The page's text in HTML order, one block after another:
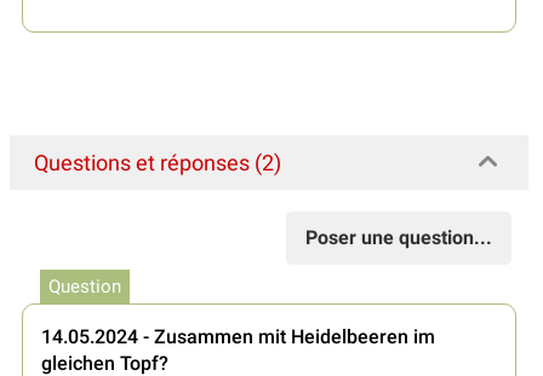
Questions et réponses (2)
Poser une question...
Question
14.05.2024 - Zusammen mit Heidelbeeren im
gleichen Topf?